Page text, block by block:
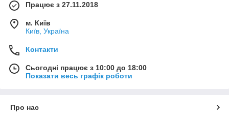
Працює з 27.11.2018
м. Київ
Київ, Україна
Контакти
Сьогодні працює з 10:00 до 18:00
Показати весь графік роботи
Про нас